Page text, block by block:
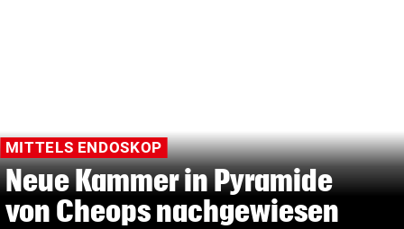
MITTELS ENDOSKOP
Neue Kammer in Pyramide
von Cheops nachgewiesen